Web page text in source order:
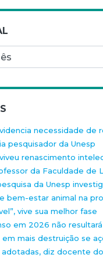
necessidade de
pesquisador da Unesp
renascimento
da Faculdade de
da Unesp
bem-estar animal na
vive sua melhor fase
em 2026 não resultará
mais destruição se
diz docente